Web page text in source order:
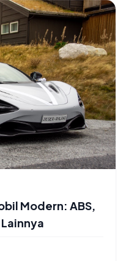
Modern: ABS,